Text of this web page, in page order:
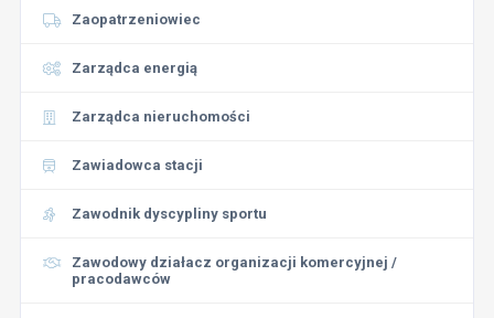
Zaopatrzeniowiec
Zarządca energią
Zarządca nieruchomości
Zawiadowca stacji
Zawodnik dyscypliny sportu
Zawodowy działacz organizacji komercyjnej /
pracodawców